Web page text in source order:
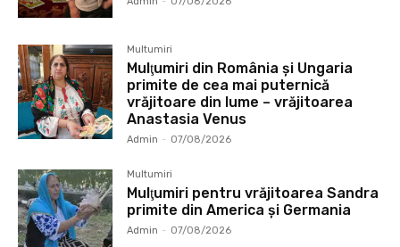
Multumiri
Mulţumiri din România și Ungaria
primite de cea mai puternică
vrăjitoare din lume – vrăjitoarea
Anastasia Venus
Admin - 07/08/2026
Multumiri
Mulţumiri pentru vrăjitoarea Sandra
primite din America și Germania
Admin - 07/08/2026